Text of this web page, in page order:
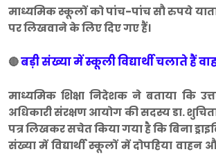
माध्यमिक स्कूलों को पांच-पांच सौ रुपये
पर लिखवाने के लिए दिए गए हैं।
🔴बड़ी संख्या में स्कूली विद्यार्थी चलाते हैं
माध्यमिक शिक्षा निदेशक ने बताया कि
अधिकारी संरक्षण आयोग की सदस्य डा.
पत्र लिखकर सचेत किया गया है कि बिना
संख्या में विद्यार्थी स्कूलों में दोपहिया वाहन